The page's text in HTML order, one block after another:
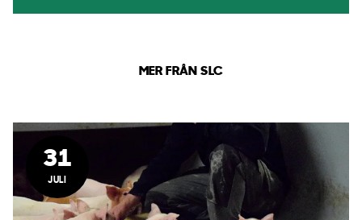
MER FRÅN SLC
31
JULI